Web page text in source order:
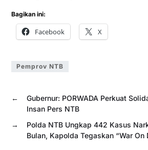
Bagikan ini:
Facebook X
Pemprov NTB
←
Gubernur: PORWADA Perkuat
Insan Pers NTB
→
Polda NTB Ungkap 442 Kasus
Bulan, Kapolda Tegaskan “War On